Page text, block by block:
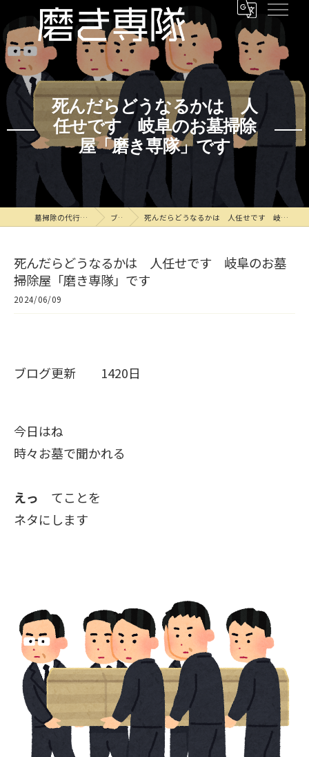
死んだらどうなるかは 人
任せです 岐阜のお墓掃除
屋「磨き専隊」です
墓掃除の代行なら磨き専隊 ブログ 死んだらどうなるかは 人任せです 岐阜のお墓掃除屋「磨き専隊」です
死んだらどうなるかは 人任せです 岐阜のお墓
掃除屋「磨き専隊」です
2024/06/09
ブログ更新 1420日
今日はね
時々お墓で聞かれる
えっ てことを
ネタにします